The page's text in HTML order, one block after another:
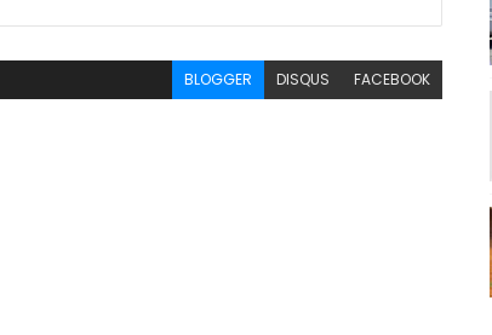
BLOGGER DISQUS FACEBOOK